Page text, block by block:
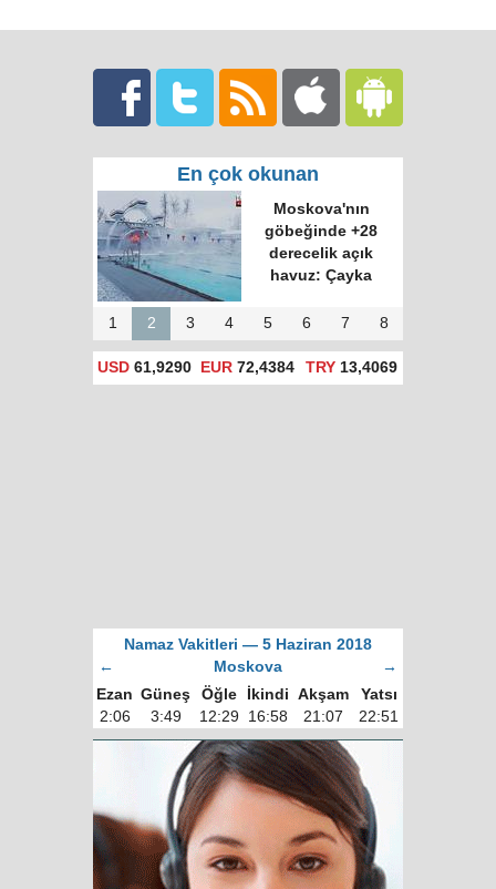
En çok okunan
Moskova'nın
göbeğinde +28
derecelik açık
havuz: Çayka
1 2 3 4 5 6 7 8
USD 61,9290 EUR 72,4384 TRY13,4069
Namaz Vakitleri — 5 Haziran 2018
←
Moskova
→
Ezan Güneş Öğle İkindi Akşam
Yatsı
2:06
3:49 12:29 16:58 21:07 22:51